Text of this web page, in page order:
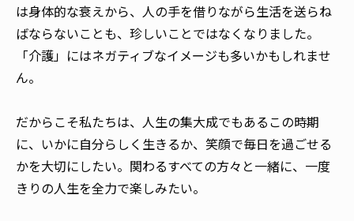
は身体的な衰えから、人の手を借りながら生活を送らね
ばならないことも、珍しいことではなくなりました。
「介護」にはネガティブなイメージも多いかもしれませ
ん。
だからこそ私たちは、人生の集大成でもあるこの時期
に、いかに自分らしく生きるか、笑顔で毎日を過ごせる
かを大切にしたい。関わるすべての方々と一緒に、一度
きりの人生を全力で楽しみたい。